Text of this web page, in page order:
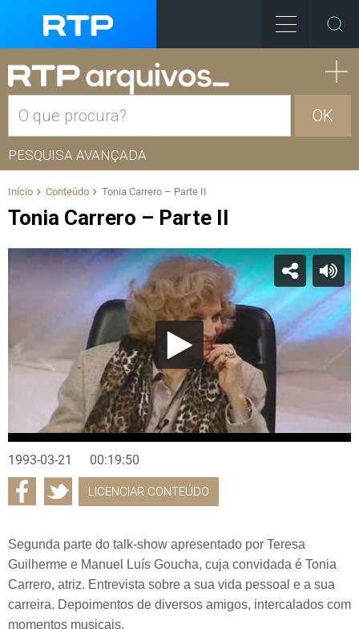
OK
PESQUISA AVANÇADA
Início Conteúdo Tonia Carrero – Parte II
Tonia Carrero – Parte II
1993-03-21 00:19:50
LICENCIAR CONTEÚDO
Segunda parte do talk-show apresentado por Teresa
Guilherme e Manuel Luís Goucha, cuja convidada é Tonia
Carrero, atriz. Entrevista sobre a sua vida pessoal e a sua
carreira. Depoimentos de diversos amigos, intercalados com
momentos musicais.